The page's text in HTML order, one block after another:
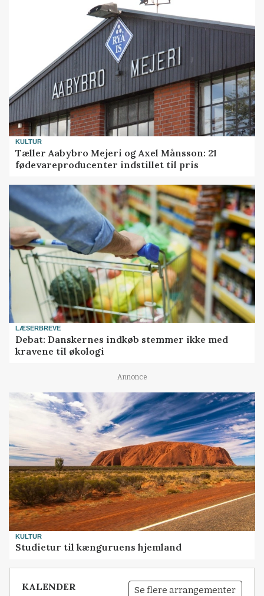
KULTUR
Tæller Aabybro Mejeri og Axel Månsson: 21
fødevareproducenter indstillet til pris
LÆSERBREVE
Debat: Danskernes indkøb stemmer ikke med
kravene til økologi
Annonce
KULTUR
Studietur til kænguruens hjemland
KALENDER Se flere arrangementer